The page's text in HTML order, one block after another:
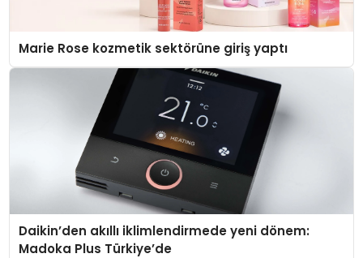
Marie Rose kozmetik sektörüne giriş yaptı
Daikin’den akıllı iklimlendirmede yeni dönem:
Madoka Plus Türkiye’de